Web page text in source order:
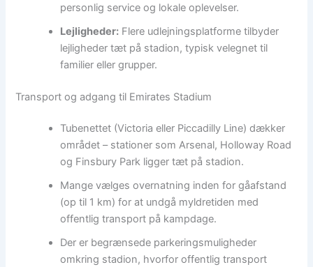
personlig service og lokale oplevelser.
Lejligheder: Flere udlejningsplatforme tilbyder
lejligheder tæt på stadion, typisk velegnet til
familier eller grupper.
Transport og adgang til Emirates Stadium
Tubenettet (Victoria eller Piccadilly Line) dækker
området – stationer som Arsenal, Holloway Road
og Finsbury Park ligger tæt på stadion.
Mange vælges overnatning inden for gåafstand
(op til 1 km) for at undgå myldretiden med
offentlig transport på kampdage.
Der er begrænsede parkeringsmuligheder
omkring stadion, hvorfor offentlig transport